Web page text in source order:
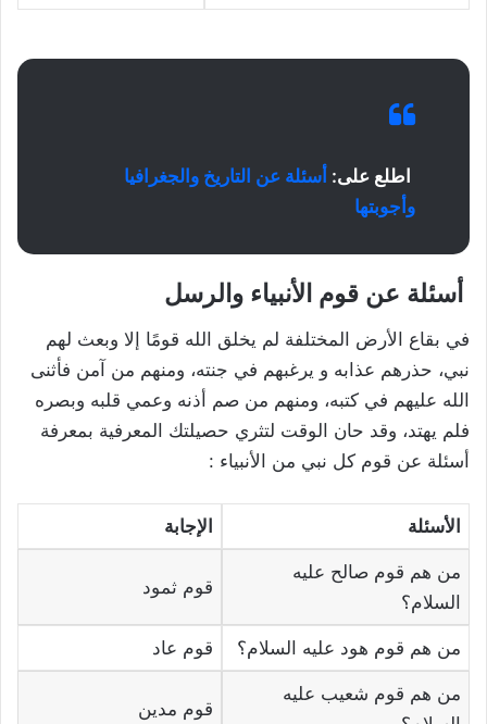
اطلع على: أسئلة عن التاريخ والجغرافيا
وأجوبتها
أسئلة عن قوم الأنبياء والرسل
في بقاع الأرض المختلفة لم يخلق الله قومًا إلا وبعث لهم
نبي، حذرهم عذابه و يرغبهم في جنته، ومنهم من آمن فأثنى
الله عليهم في كتبه، ومنهم من صم أذنه وعمي قلبه وبصره
فلم يهتد، وقد حان الوقت لتثري حصيلتك المعرفية بمعرفة
أسئلة عن قوم كل نبي من الأنبياء :
الأسئلة الإجابة
من هم قوم صالح عليه
السلام؟
قوم ثمود
من هم قوم هود عليه السلام؟ قوم عاد
من هم قوم شعيب عليه
قوم مدين